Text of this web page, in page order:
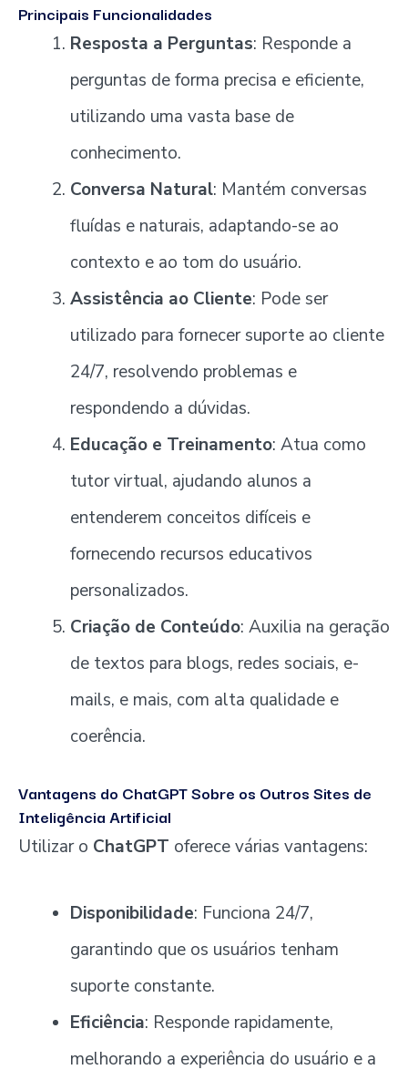
Principais Funcionalidades
Resposta a Perguntas: Responde a
perguntas de forma precisa e eficiente,
utilizando uma vasta base de
conhecimento.
Conversa Natural: Mantém conversas
fluídas e naturais, adaptando-se ao
contexto e ao tom do usuário.
Assistência ao Cliente: Pode ser
utilizado para fornecer suporte ao cliente
24/7, resolvendo problemas e
respondendo a dúvidas.
Educação e Treinamento: Atua como
tutor virtual, ajudando alunos a
entenderem conceitos difíceis e
fornecendo recursos educativos
personalizados.
Criação de Conteúdo: Auxilia na geração
de textos para blogs, redes sociais, e-
mails, e mais, com alta qualidade e
coerência.
Vantagens do ChatGPT Sobre os Outros Sites de
Inteligência Artificial
Utilizar o ChatGPT oferece várias vantagens:
Disponibilidade: Funciona 24/7,
garantindo que os usuários tenham
suporte constante.
Eficiência: Responde rapidamente,
melhorando a experiência do usuário e a